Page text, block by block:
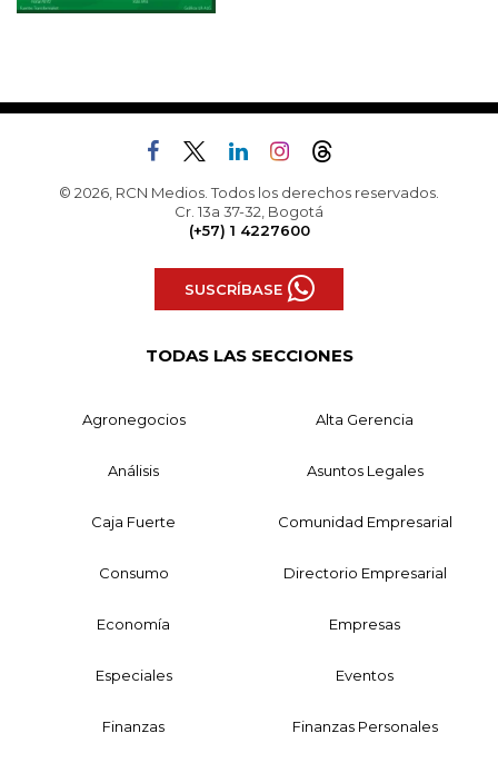
© 2026, RCN Medios. Todos los derechos reservados.
Cr. 13a 37-32, Bogotá
(+57) 1 4227600
SUSCRÍBASE
TODAS LAS SECCIONES
Agronegocios Alta Gerencia
Análisis Asuntos Legales
Caja Fuerte Comunidad Empresarial
Consumo Directorio Empresarial
Economía Empresas
Especiales Eventos
Finanzas Finanzas Personales